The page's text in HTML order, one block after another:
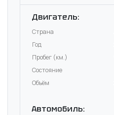
Двигатель:
Страна
Год
Пробег (км.)
Состояние
Объём
Автомобиль: